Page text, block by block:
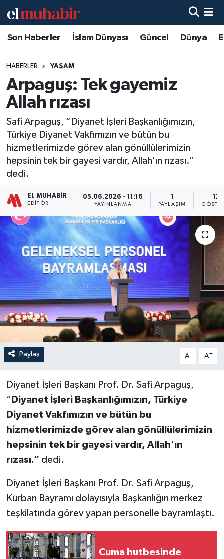
Son Haberler İslam Dünyası Güncel Dünya
HABERLER YAŞAM
Arpaguş: Tek gayemiz
Allah rızası
Safi Arpaguş, “Diyanet İşleri Başkanlığımızın,
Türkiye Diyanet Vakfımızın ve bütün bu
hizmetlerimizde görev alan gönüllülerimizin
hepsinin tek bir gayesi vardır, Allah'ın rızası.”
dedi.
EL MUHABIR
EDITÖR
05.06.2026 - 11:16
YAYINLANMA PAYLAŞIM
12
Paylaş A- A+
Diyanet İşleri Başkanı Prof. Dr. Safi Arpaguş,
“ Diyanet İşleri Başkanlığımızın, Türkiye
Diyanet Vakfımızın ve bütün bu
hizmetlerimizde görev alan gönüllülerimizin
hepsinin tek bir gayesi vardır, Allah'ın
rızası.” dedi.
Diyanet İşleri Başkanı Prof. Dr. Safi Arpaguş,
Kurban Bayramı dolayısıyla Başkanlığın merkez
teşkilatında görev yapan personelle bayramlaştı.
Cuma hutbesinde
Hava Durumu
Trafik Durumu
Süper Lig Puan Durumu ve Fikstür
Son Dakika Haberleri
Haber Arşivi